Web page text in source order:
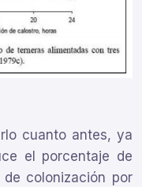
cuanto antes, ya
el porcentaje de
colonización por